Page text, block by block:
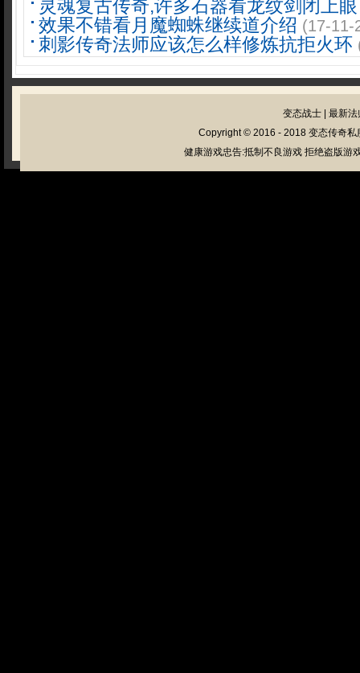
灵魂复古传奇,许多石器看龙纹剑闭上眼
效果不错看月魔蜘蛛继续道介绍 (17-11-
刺影传奇法师应该怎么样修炼抗拒火环
变态战士
最新法
Copyright © 2016 - 2018 变态传奇私
健康游戏忠告:抵制不良游戏 拒绝盗版游